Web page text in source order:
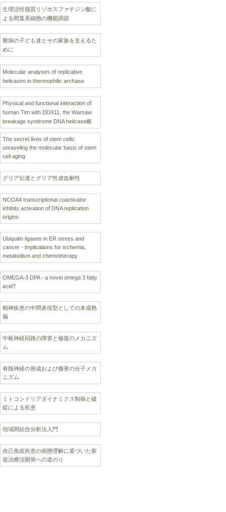
生理活性脂質リゾホスファチジン酸に
よる間葉系細胞の機能調節
難病の子ども達とその家族を支えるた
めに
Molecular analyses of replicative
helicases in thermophilic archaea
Physical and functional interaction of
human Tim with DDX11, the Warsaw
breakage syndrome DNA helicase略
The secret lives of stem cells:
unraveling the molecular basis of stem
cell aging
グリア伝達とグリア性虚血耐性
NCOA4 transcriptional coactivator
inhibits activation of DNA replication
origins
Ubiquitin ligases in ER stress and
cancer - implications for ischemia,
metabolism and chemotherapy
OMEGA-3 DPA - a novel omega 3 fatty
acid?
精神疾患の中間表現型としての未成熟
脳
中枢神経回路の障害と修復のメカニズ
ム
有髄神経の形成および傷害の分子メカ
ニズム
ミトコンドリアダイナミクス制御と破
綻による疾患
領域間結合分析法入門
自己免疫疾患の病態理解に基づいた新
規治療法開発への道のり